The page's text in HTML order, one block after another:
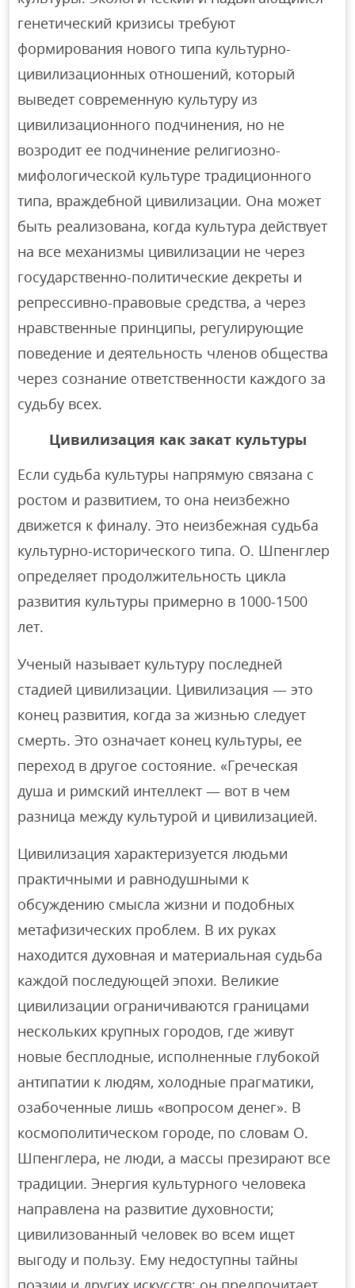
генетический кризисы требуют
формирования нового типа культурно-
цивилизационных отношений, который
выведет современную культуру из
цивилизационного подчинения, но не
возродит ее подчинение религиозно-
мифологической культуре традиционного
типа, враждебной цивилизации. Она может
быть реализована, когда культура действует
на все механизмы цивилизации не через
государственно-политические декреты и
репрессивно-правовые средства, а через
нравственные принципы, регулирующие
поведение и деятельность членов общества
через сознание ответственности каждого за
судьбу всех.
Цивилизация как закат культуры
Если судьба культуры напрямую связана с
ростом и развитием, то она неизбежно
движется к финалу. Это неизбежная судьба
культурно-исторического типа. О. Шпенглер
определяет продолжительность цикла
развития культуры примерно в 1000-1500
лет.
Ученый называет культуру последней
стадией цивилизации. Цивилизация — это
конец развития, когда за жизнью следует
смерть. Это означает конец культуры, ее
переход в другое состояние. «Греческая
душа и римский интеллект — вот в чем
разница между культурой и цивилизацией.
Цивилизация характеризуется людьми
практичными и равнодушными к
обсуждению смысла жизни и подобных
метафизических проблем. В их руках
находится духовная и материальная судьба
каждой последующей эпохи. Великие
цивилизации ограничиваются границами
нескольких крупных городов, где живут
новые бесплодные, исполненные глубокой
антипатии к людям, холодные прагматики,
озабоченные лишь «вопросом денег». В
космополитическом городе, по словам О.
Шпенглера, не люди, а массы презирают все
традиции. Энергия культурного человека
направлена на развитие духовности;
цивилизованный человек во всем ищет
выгоду и пользу. Ему недоступны тайны